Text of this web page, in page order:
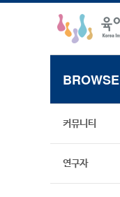
BROWSE
커뮤니티
연구자